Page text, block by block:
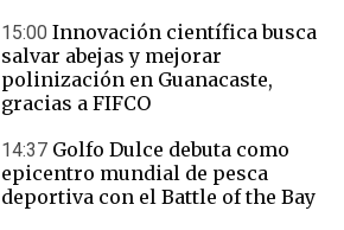
15:00 Innovación científica busca
salvar abejas y mejorar
polinización en Guanacaste,
gracias a FIFCO
14:37 Golfo Dulce debuta como
epicentro mundial de pesca
deportiva con el Battle of the Bay